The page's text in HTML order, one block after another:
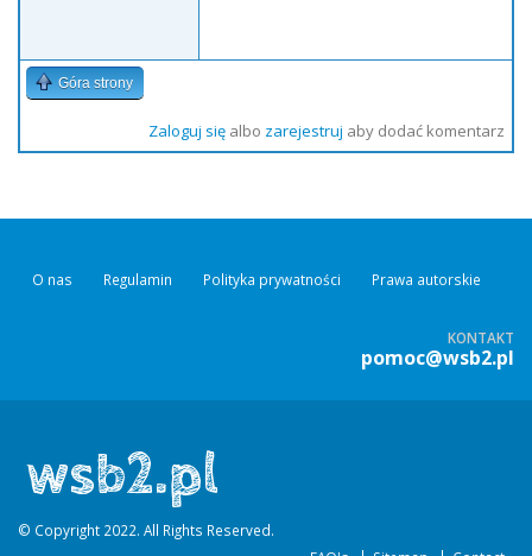
Góra strony
Zaloguj sięalbo zarejestruj aby dodać komentarz
O nas Regulamin Polityka prywatności Prawa autorskie
KONTAKT
pomoc@wsb2.pl
© Copyright 2022. All Rights Reserved.